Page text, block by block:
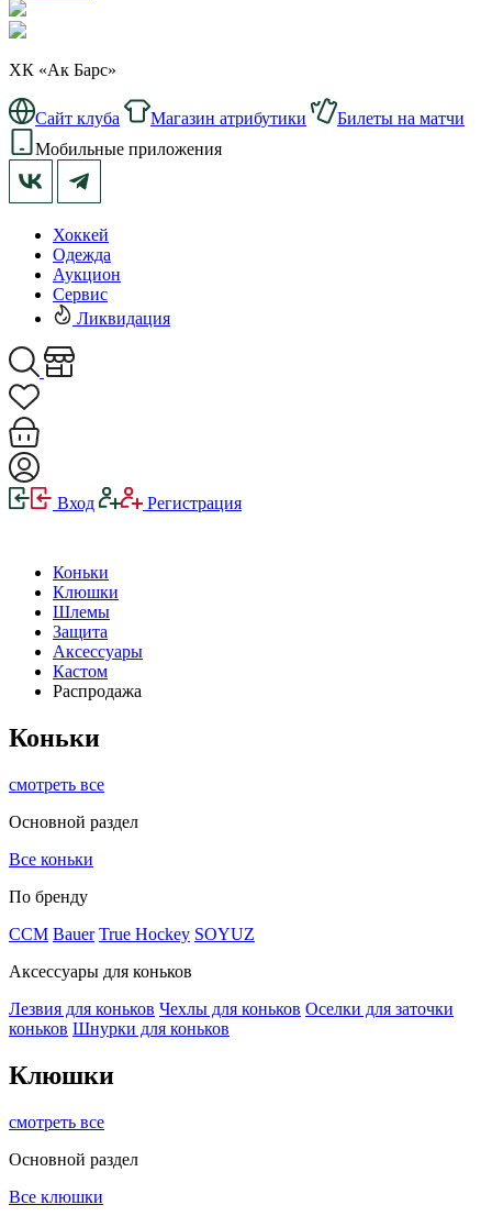
ХК «Ак Барс»
Сайт клуба Магазин атрибутики
Билеты на матчи
Мобильные приложения
Хоккей
Одежда
Аукцион
Сервис
Ликвидация
Вход Регистрация
Коньки
Клюшки
Шлемы
Защита
Аксессуары
Кастом
Распродажа
Коньки
смотреть все
Основной раздел
Все коньки
По бренду
ССМ Bauer True Hockey SOYUZ
Аксессуары для коньков
Лезвия для коньков Чехлы для коньков Оселки для заточки
коньков Шнурки для коньков
Клюшки
смотреть все
Основной раздел
Все клюшки